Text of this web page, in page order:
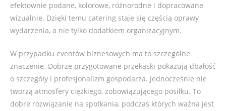
efektownie podane, kolorowe, różnorodne i dopracowane
wizualnie. Dzięki temu catering staje się częścią oprawy
wydarzenia, a nie tylko dodatkiem organizacyjnym.
W przypadku eventów biznesowych ma to szczególne
znaczenie. Dobrze przygotowane przekąski pokazują dbałość
o szczegóły i profesjonalizm gospodarza. Jednocześnie nie
tworzą atmosfery ciężkiego, zobowiązującego posiłku. To
dobre rozwiązanie na spotkania, podczas których ważna jest